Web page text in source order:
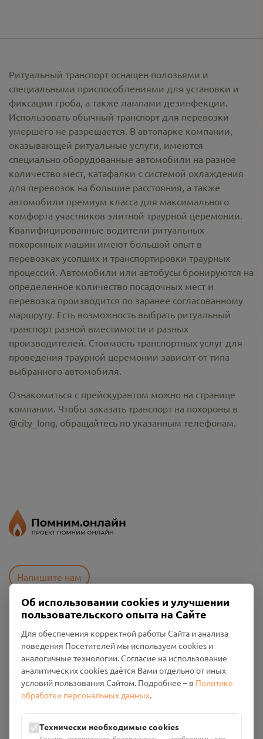
Ритуальный транспорт оснащен полозьями и
специальными приспособлениями для установки и
фиксации гроба, а также лампами дезинфекции.
Использовать обычный транспорт для перевозки
умершего не разрешается. В автопарке компании,
оказывающей ритуальные услуги, имеются
специально оборудованные автомобили на разное
количество мест, катафалки с системой охлаждения
для перевозок на большие расстояния, а также
автомобили премиум класса для максимального
комфорта участников элитной траурной церемонии.
Квалифицированные водители ритуальных
похоронных машин имеют большой опыт в
перевозках усопших и транспортировки траурных
процессий. Автомобили или автобусы бронируются на
определенное количество посадочных мест и
перевозка производится по заранее согласованному
маршруту. Есть возможность выбрать ритуальный
транспорт разной вместимости и разных
производителей. Стоимость транспортных услуг для
проведения траурной церемонии зависит от типа
выбранного автомобиля.
Ознакомиться с прейскурантом можно на странице
компании. Чтобы заказать транспорт на похороны в
@city_long, обращайтесь по указанным телефонам.
Напишите нам
Политика конфиденциальности
Промо-материалы
Настройки cookies
Общество с ограниченной ответственностью «Смоленский
Проект Помним»
ИНН: 6700029207 ОГРН: 1256700001986
Об использовании cookies и улучшении
пользовательского опыта на Сайте
Для обеспечения корректной работы Сайта и анализа
поведения Посетителей мы используем cookies и
аналогичные технологии. Согласие на использование
аналитических cookies даётся Вами отдельно от иных
условий пользования Сайтом. Подробнее – в Политике
обработки персональных данных.
Технически необходимые cookies